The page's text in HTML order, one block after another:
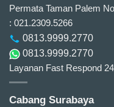
Permata Taman Palem
: 021.2309.5266
0813.9999.2770
0813.9999.2770
Layanan Fast Respond
Cabang Surabaya